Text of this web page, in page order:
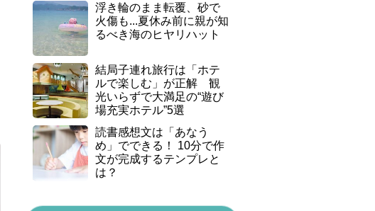
浮き輪のまま転覆、砂で
火傷も...夏休み前に親が知
るべき海のヒヤリハット
結局子連れ旅行は「ホテ
ルで楽しむ」が正解 観
光いらずで大満足の“遊び
場充実ホテル”5選
読書感想文は「あなう
め」でできる！ 10分で作
文が完成するテンプレと
は？